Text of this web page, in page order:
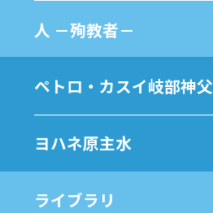
⼈ －殉教者－
ペトロ・カスイ岐部神父
ヨハネ原主水
ライブラリ